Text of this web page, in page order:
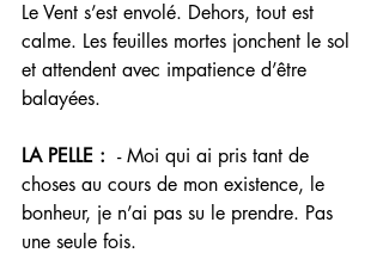
Le Vent s’est envolé. Dehors, tout est
calme. Les feuilles mortes jonchent le sol
et attendent avec impatience d’être
balayées.
LA PELLE : - Moi qui ai pris tant de
choses au cours de mon existence, le
bonheur, je n’ai pas su le prendre. Pas
une seule fois.